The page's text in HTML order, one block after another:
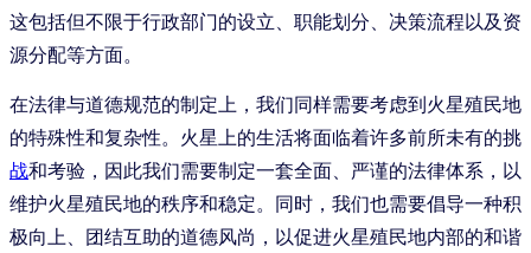
这包括但不限于行政部门的设立、职能划分、决策流程以及资
源分配等方面。
在法律与道德规范的制定上，我们同样需要考虑到火星殖民地
的特殊性和复杂性。火星上的生活将面临着许多前所未有的挑
战和考验，因此我们需要制定一套全面、严谨的法律体系，以
维护火星殖民地的秩序和稳定。同时，我们也需要倡导一种积
极向上、团结互助的道德风尚，以促进火星殖民地内部的和谐